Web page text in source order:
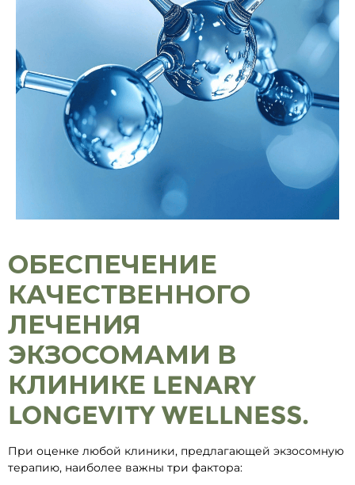
ОБЕСПЕЧЕНИЕ
КАЧЕСТВЕННОГО
ЛЕЧЕНИЯ
ЭКЗОСОМАМИ В
КЛИНИКЕ LENARY
LONGEVITY WELLNESS.
При оценке любой клиники, предлагающей экзосомную
терапию, наиболее важны три фактора: